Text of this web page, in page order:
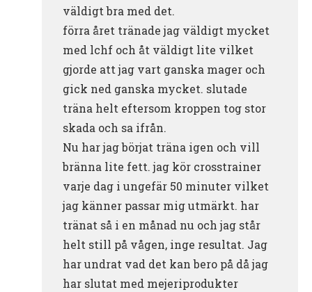
väldigt bra med det.
förra året tränade jag väldigt mycket
med lchf och åt väldigt lite vilket
gjorde att jag vart ganska mager och
gick ned ganska mycket. slutade
träna helt eftersom kroppen tog stor
skada och sa ifrån.
Nu har jag börjat träna igen och vill
bränna lite fett. jag kör crosstrainer
varje dag i ungefär 50 minuter vilket
jag känner passar mig utmärkt. har
tränat så i en månad nu och jag står
helt still på vågen, inge resultat. Jag
har undrat vad det kan bero på då jag
har slutat med mejeriprodukter